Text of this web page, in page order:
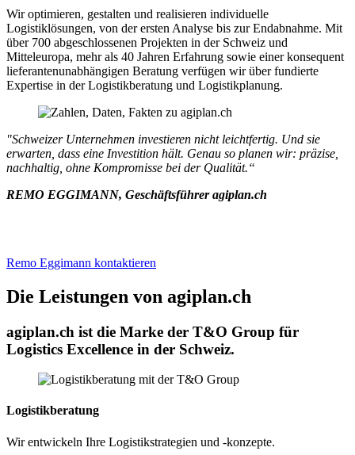
Wir optimieren, gestalten und realisieren individuelle
Logistiklösungen, von der ersten Analyse bis zur Endabnahme. Mit
über 700 abgeschlossenen Projekten in der Schweiz und
Mitteleuropa, mehr als 40 Jahren Erfahrung sowie einer konsequent
lieferantenunabhängigen Beratung verfügen wir über fundierte
Expertise in der Logistikberatung und Logistikplanung.
"Schweizer Unternehmen investieren nicht leichtfertig. Und sie
erwarten, dass eine Investition hält. Genau so planen wir: präzise,
nachhaltig, ohne Kompromisse bei der Qualität.“
REMO EGGIMANN, Geschäftsführer agiplan.ch
Remo Eggimann kontaktieren
Die Leistungen von agiplan.ch
agiplan.ch ist die Marke der T&O Group für
Logistics Excellence in der Schweiz.
Logistikberatung
Wir entwickeln Ihre Logistikstrategien und -konzepte.